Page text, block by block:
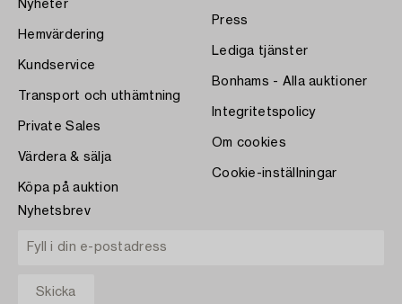
Nyheter
Hemvärdering
Kundservice
Transport och uthämtning
Private Sales
Värdera & sälja
Köpa på auktion
Press
Lediga tjänster
Bonhams - Alla auktioner
Integritetspolicy
Om cookies
Cookie-inställningar
Nyhetsbrev